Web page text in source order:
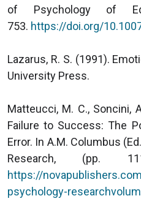
of Psychology of
753. https://doi.org/
Lazarus, R. S. (1991).
University Press.
Matteucci, M. C., Soncini,
Failure to Success: The
Error. In A.M. Columbus
Research, (pp.
https://
psychology-